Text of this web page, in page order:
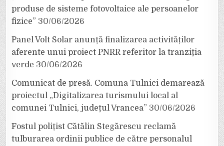
produse de sisteme fotovoltaice ale persoanelor
fizice” 30/06/2026
Panel Volt Solar anunță finalizarea activităților
aferente unui proiect PNRR referitor la tranziția
verde 30/06/2026
Comunicat de presă. Comuna Tulnici demarează
proiectul „Digitalizarea turismului local al
comunei Tulnici, județul Vrancea” 30/06/2026
Fostul polițist Cătălin Stegărescu reclamă
tulburarea ordinii publice de către personalul